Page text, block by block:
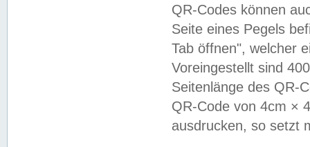
QR-Codes können
Seite eines Pegels
Tab öffnen", welcher
Voreingestellt sind
Seitenlänge des QR-
QR-Code von 4cm ×
ausdrucken, so setzt